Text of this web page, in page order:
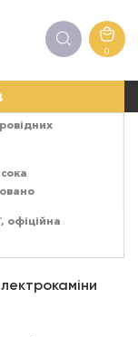
0
офіційна